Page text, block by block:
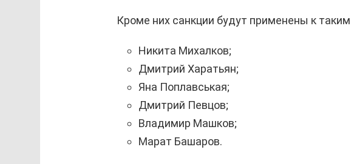
Кроме них санкции будут применены к
Никита Михалков;
Дмитрий Харатьян;
Яна Поплавськая;
Дмитрий Певцов;
Владимир Машков;
Марат Башаров.